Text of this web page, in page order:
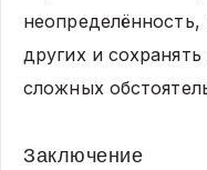
других и
сложных
Заключение